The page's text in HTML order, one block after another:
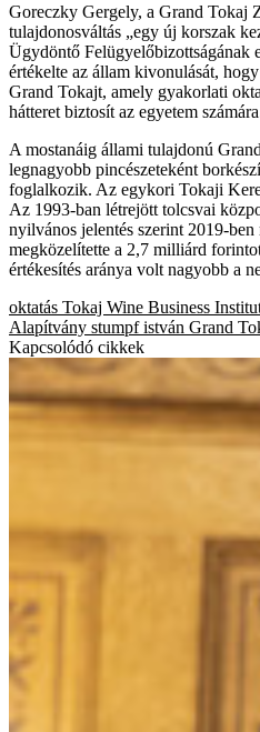
Goreczky Gergely, a Grand Tokaj
tulajdonosváltás „egy új korszak
Ügydöntő Felügyelőbizottságának
értékelte az állam kivonulását,
Grand Tokajt, amely gyakorlati
hátteret biztosít az egyetem
A mostanáig állami tulajdonú
legnagyobb pincészeteként
foglalkozik. Az egykori Tokaji
Az 1993-ban létrejött tolcsvai
nyilvános jelentés szerint 2019-ben
megközelítette a 2,7 milliárd
értékesítés aránya volt nagyobb a
oktatás Tokaj Wine Business
Alapítvány stumpf istván Grand
Kapcsolódó cikkek